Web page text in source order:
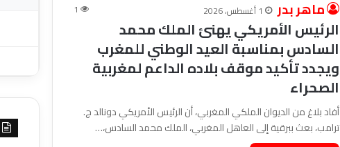
ماهر بدر 1 أغسطس، 2026 1
الرئيس الأمريكي يهنئ الملك محمد
السادس بمناسبة العيد الوطني للمغرب
ويجدد تأكيد موقف بلاده الداعم لمغربية
الصحراء
أفاد بلاغ من الديوان الملكي المغربي، أن الرئيس الأمريكي دونالد ج.
ترامب، بعث ببرقية إلى العاهل المغربي، الملك محمد السادس،…